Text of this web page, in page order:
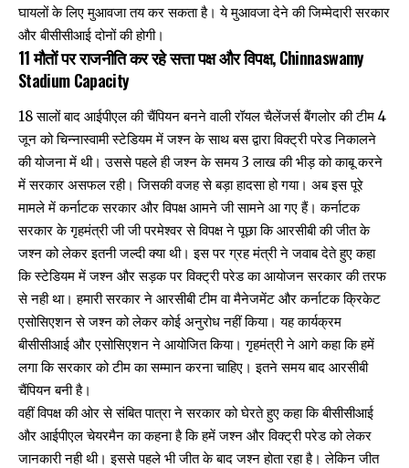
घायलों के लिए मुआवजा तय कर सकता है। ये मुआवजा देने की जिम्मेदारी सरकार
और बीसीसीआई दोनों की होगी।
11 मौतों पर राजनीति कर रहे सत्ता पक्ष और विपक्ष, Chinnaswamy
Stadium Capacity
18 सालों बाद आईपीएल की चैंपियन बनने वाली रॉयल चैलेंजर्स बैंगलोर की टीम 4
जून को चिन्नास्वामी स्टेडियम में जश्न के साथ बस द्वारा विक्ट्री परेड निकालने
की योजना में थी। उससे पहले ही जश्न के समय 3 लाख की भीड़ को काबू करने
में सरकार असफल रही। जिसकी वजह से बड़ा हादसा हो गया। अब इस पूरे
मामले में कर्नाटक सरकार और विपक्ष आमने जी सामने आ गए हैं। कर्नाटक
सरकार के गृहमंत्री जी जी परमेश्वर से विपक्ष ने पूछा कि आरसीबी की जीत के
जश्न को लेकर इतनी जल्दी क्या थी। इस पर ग्रह मंत्री ने जवाब देते हुए कहा
कि स्टेडियम में जश्न और सड़क पर विक्ट्री परेड का आयोजन सरकार की तरफ
से नही था। हमारी सरकार ने आरसीबी टीम वा मैनेजमेंट और कर्नाटक क्रिकेट
एसोसिएशन से जश्न को लेकर कोई अनुरोध नहीं किया। यह कार्यक्रम
बीसीसीआई और एसोसिएशन ने आयोजित किया। गृहमंत्री ने आगे कहा कि हमें
लगा कि सरकार को टीम का सम्मान करना चाहिए। इतने समय बाद आरसीबी
चैंपियन बनी है।
वहीं विपक्ष की ओर से संबित पात्रा ने सरकार को घेरते हुए कहा कि बीसीसीआई
और आईपीएल चेयरमैन का कहना है कि हमें जश्न और विक्ट्री परेड को लेकर
जानकारी नही थी। इससे पहले भी जीत के बाद जश्न होता रहा है। लेकिन जीत